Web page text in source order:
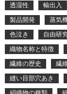
透湿性
輸出入
製品開発
蒸気
色泣き
自由研
織物名称と特徴
繊維の歴史
繊
縫い目部穴あき